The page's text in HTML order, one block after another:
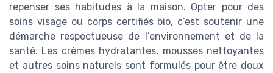
repenser ses habitudes à la maison. Opter pour des
soins visage ou corps certifiés bio, c’est soutenir une
démarche respectueuse de l’environnement et de la
santé. Les crèmes hydratantes, mousses nettoyantes
et autres soins naturels sont formulés pour être doux